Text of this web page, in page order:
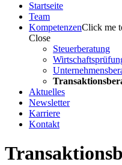
Startseite
Team
KompetenzenClick me
Close
Steuerberatung
Aktuelles
Newsletter
Karriere
Kontakt